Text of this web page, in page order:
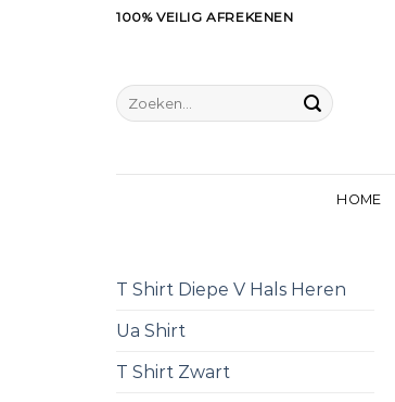
100% VEILIG AFREKENEN
Zoeken
naar:
HOME
T Shirt Diepe V Hals Heren
Ua Shirt
T Shirt Zwart